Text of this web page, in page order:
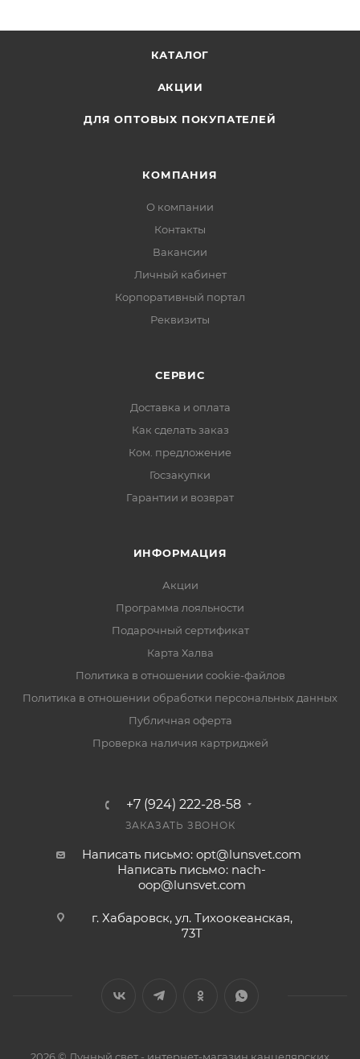
КАТАЛОГ
АКЦИИ
ДЛЯ ОПТОВЫХ ПОКУПАТЕЛЕЙ
КОМПАНИЯ
О компании
Контакты
Вакансии
Личный кабинет
Корпоративный портал
Реквизиты
СЕРВИС
Доставка и оплата
Как сделать заказ
Ком. предложение
Госзакупки
Гарантии и возврат
ИНФОРМАЦИЯ
Акции
Программа лояльности
Подарочный сертификат
Карта Халва
Политика в отношении cookie-файлов
Политика в отношении обработки персональных данных
Публичная оферта
Проверка наличия картриджей
+7 (924) 222-28-58
ЗАКАЗАТЬ ЗВОНОК
Написать письмо: opt@lunsvet.com
Написать письмо: nach-
oop@lunsvet.com
г. Хабаровск, ул. Тихоокеанская,
73Т